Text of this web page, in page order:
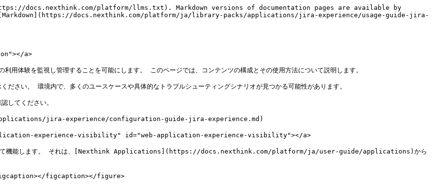
docs.nexthink.com/platform/llms.txt). Markdown versions of documentation pages are available by
docs.nexthink.com/platform/ja/library-packs/applications/jira-experience/usage-guide-jira-
a>
験を監視し管理することを可能にします。 このページでは、コンテンツの構成とその使用方法について説明します。
ださい。 環境内で、多くのユースケースや具体的なトラブルシューティングシナリオが見つかる可能性があります。
してください。
jira-experience/configuration-guide-jira-experience.md)
application-experience-visibility" id="web-application-experience-visibility"></a>
ツとして機能します。 それは、[Nexthink Applications](https://docs.nexthink.com/platform/ja/user-guide/applications)から
figcaption></figure>